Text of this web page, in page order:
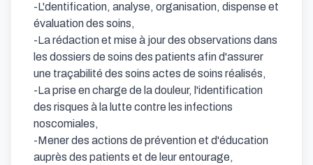
-L'dentification, analyse, organisation, dispense et
évaluation des soins,
-La rédaction et mise à jour des observations dans
les dossiers de soins des patients afin d'assurer
une traçabilité des soins actes de soins réalisés,
-La prise en charge de la douleur, l'identification
des risques à la lutte contre les infections
noscomiales,
-Mener des actions de prévention et d'éducation
auprès des patients et de leur entourage,